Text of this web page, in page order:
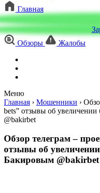
Главная
Обзоры
Жалобы
Меню
Главная › Мошенники ›
bets” отзывы об
@bakirbet
Обзор телеграм –
отзывы об
Бакировым @bakirbet